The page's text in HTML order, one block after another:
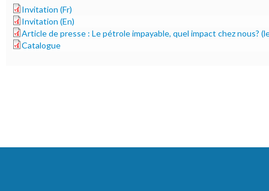
carton_invitation_cpdt.pdf
Invitation (Fr)
carton_invitation_cpdt_english.pdf
Invitation (En)
article-lesoir.pdf
Article de presse : Le pétrole impayable, quel impact chez nous?
catalogue_colloque_2010.pdf
Catalogue